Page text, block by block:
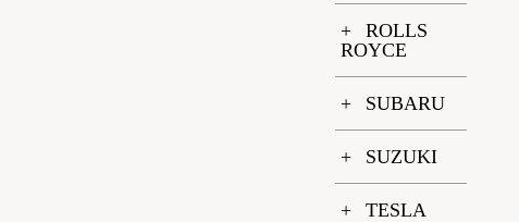
ROLLS
ROYCE
SUBARU
SUZUKI
TESLA